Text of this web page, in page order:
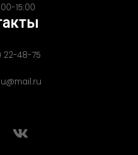
15:00
22-48-75